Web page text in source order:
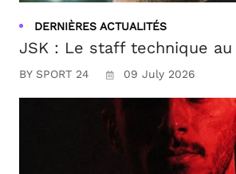
DERNIÈRES ACTUALITÉS
JSK : Le staff technique au
BY SPORT 24 09 July 2026